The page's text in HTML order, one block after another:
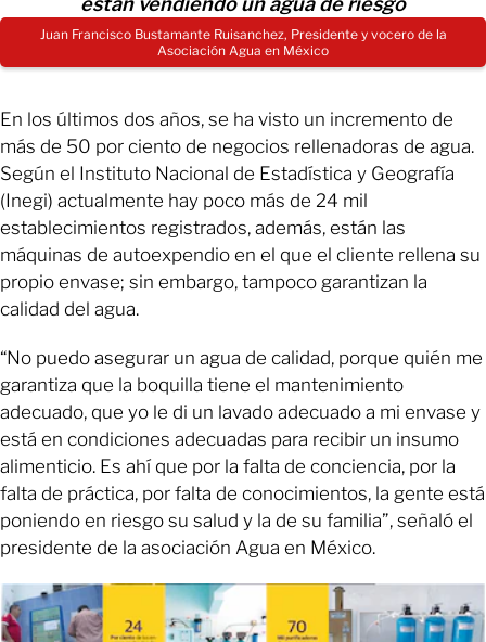
Juan Francisco Bustamante Ruisanchez, Presidente y vocero de la
Asociación Agua en México
En los últimos dos años, se ha visto un incremento de
más de 50 por ciento de negocios rellenadoras de agua.
Según el Instituto Nacional de Estadística y Geografía
(Inegi) actualmente hay poco más de 24 mil
establecimientos registrados, además, están las
máquinas de autoexpendio en el que el cliente rellena su
propio envase; sin embargo, tampoco garantizan la
calidad del agua.
“No puedo asegurar un agua de calidad, porque quién me
garantiza que la boquilla tiene el mantenimiento
adecuado, que yo le di un lavado adecuado a mi envase y
está en condiciones adecuadas para recibir un insumo
alimenticio. Es ahí que por la falta de conciencia, por la
falta de práctica, por falta de conocimientos, la gente está
poniendo en riesgo su salud y la de su familia”, señaló el
presidente de la asociación Agua en México.